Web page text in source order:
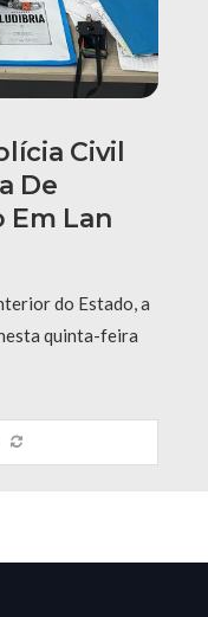
Civil
De
Em Lan
do Estado, a
quinta-feira